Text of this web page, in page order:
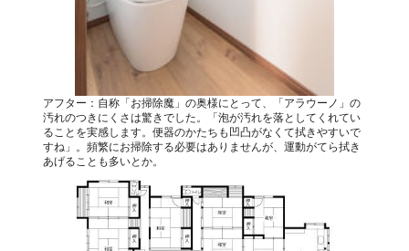
アフター：自称「お掃除魔」の奥様にとって、「アラウーノ」の
汚れのつきにくさは驚きでした。「泡が汚れを落としてくれてい
ることを実感します。便器のかたちも凹凸がなくて拭きやすいで
すね」。頻繁にお掃除する必要はありませんが、運動がてら拭き
あげることも多いとか。